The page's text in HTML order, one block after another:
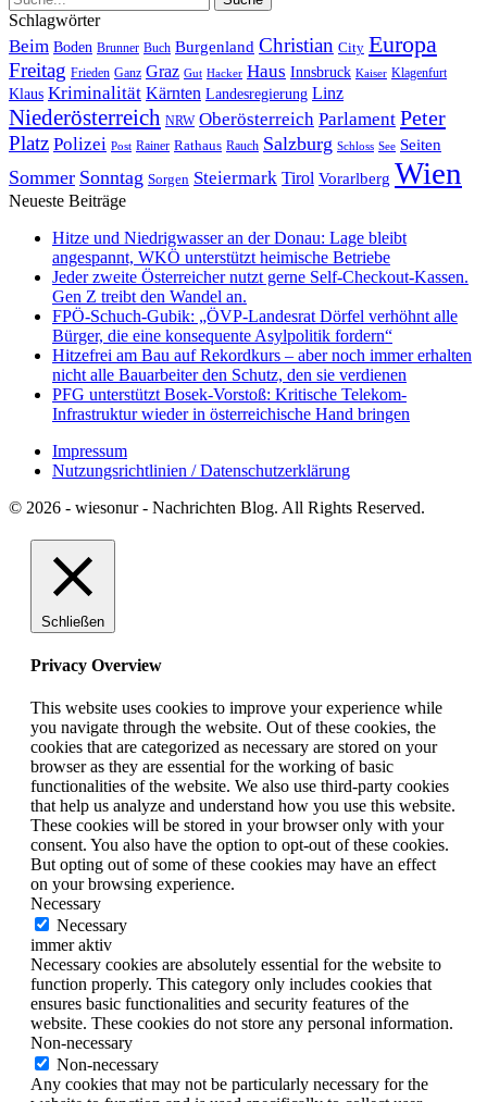
Schlagwörter
Beim Boden Brunner Buch Burgenland Christian City Europa
Freitag Frieden Ganz Graz Gut Hacker Haus Innsbruck Kaiser Klagenfurt
Klaus Kriminalität Kärnten Landesregierung Linz
Niederösterreich NRW Oberösterreich Parlament Peter
Platz Polizei Post Rainer Rathaus Rauch Salzburg Schloss See Seiten
Sommer Sonntag Sorgen Steiermark Tirol Vorarlberg Wien
Neueste Beiträge
Hitze und Niedrigwasser an der Donau: Lage bleibt
angespannt, WKÖ unterstützt heimische Betriebe
Jeder zweite Österreicher nutzt gerne Self-Checkout-Kassen.
Gen Z treibt den Wandel an.
FPÖ-Schuch-Gubik: „ÖVP-Landesrat Dörfel verhöhnt alle
Bürger, die eine konsequente Asylpolitik fordern“
Hitzefrei am Bau auf Rekordkurs – aber noch immer erhalten
nicht alle Bauarbeiter den Schutz, den sie verdienen
PFG unterstützt Bosek-Vorstoß: Kritische Telekom-
Infrastruktur wieder in österreichische Hand bringen
Impressum
Nutzungsrichtlinien / Datenschutzerklärung
© 2026 - wiesonur - Nachrichten Blog. All Rights Reserved.
Schließen
Privacy Overview
This website uses cookies to improve your experience while
you navigate through the website. Out of these cookies, the
cookies that are categorized as necessary are stored on your
browser as they are essential for the working of basic
functionalities of the website. We also use third-party cookies
that help us analyze and understand how you use this website.
These cookies will be stored in your browser only with your
consent. You also have the option to opt-out of these cookies.
But opting out of some of these cookies may have an effect
on your browsing experience.
Necessary
Necessary
immer aktiv
Necessary cookies are absolutely essential for the website to
function properly. This category only includes cookies that
ensures basic functionalities and security features of the
website. These cookies do not store any personal information.
Non-necessary
Non-necessary
Any cookies that may not be particularly necessary for the